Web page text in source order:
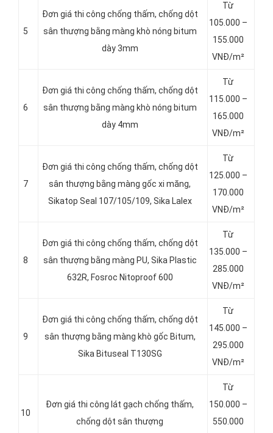
5
Đơn giá thi công chống thấm, chống dột
sân thượng bằng màng khò nóng bitum
dày 3mm
Từ
105.000 –
155.000
VNĐ/m²
6
Đơn giá thi công chống thấm, chống dột
sân thượng bằng màng khò nóng bitum
dày 4mm
Từ
115.000 –
165.000
VNĐ/m²
7
Đơn giá thi công chống thấm, chống dột
sân thượng bằng màng gốc xi măng,
Sikatop Seal 107/105/109, Sika Lalex
Từ
125.000 –
170.000
VNĐ/m²
8
Đơn giá thi công chống thấm, chống dột
sân thượng bằng màng PU, Sika Plastic
632R, Fosroc Nitoproof 600
Từ
135.000 –
285.000
VNĐ/m²
9
Đơn giá thi công chống thấm, chống dột
sân thượng bằng màng khò gốc Bitum,
Sika Bituseal T130SG
Từ
145.000 –
295.000
VNĐ/m²
10
Đơn giá thi công lát gạch chống thấm,
chống dột sân thượng
Từ
150.000 –
550.000